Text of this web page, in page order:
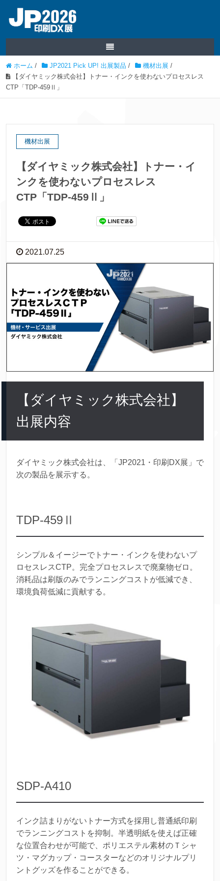
ホーム / JP2021 Pick UP! 出展製品 / 機材出展 /
【ダイヤミック株式会社】トナー・インクを使わないプロセスレス
CTP「TDP-459Ⅱ」
機材出展
【ダイヤミック株式会社】トナー・イ
ンクを使わないプロセスレス
CTP「TDP-459Ⅱ」
2021.07.25
【ダイヤミック株式会社】
出展内容
ダイヤミック株式会社は、「JP2021・印刷DX展」で
次の製品を展示する。
TDP-459Ⅱ
シンプル＆イージーでトナー・インクを使わないプ
ロセスレスCTP。完全プロセスレスで廃棄物ゼロ。
消耗品は刷版のみでランニングコストが低減でき、
環境負荷低減に貢献する。
SDP-A410
インク詰まりがないトナー方式を採用し普通紙印刷
でランニングコストを抑制。半透明紙を使えば正確
な位置合わせが可能で、ポリエステル素材のＴシャ
ツ・マグカップ・コースターなどのオリジナルプリ
ントグッズを作ることができる。